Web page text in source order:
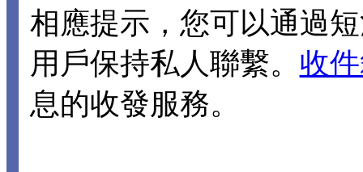
相應提示，您可以通過
用戶保持私人聯繫。 收
息的收發服務。